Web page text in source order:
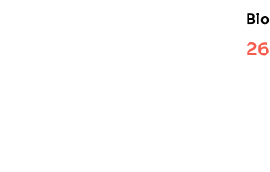
A5